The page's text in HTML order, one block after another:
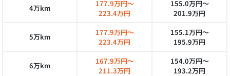
4万km
177.9万円～
223.4万円
155.0万円～
201.9万円
5万km
177.9万円～
223.4万円
155.1万円～
195.9万円
6万km
167.9万円～
211.3万円
154.0万円～
193.2万円